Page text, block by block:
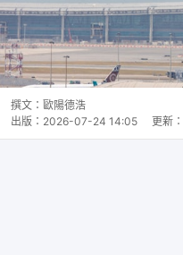
撰文： 歐陽德浩
出版： 2026-07-24 14:05 更新：